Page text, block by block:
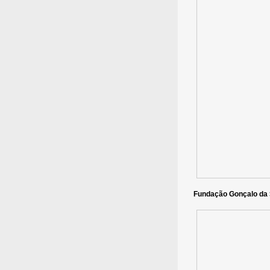
Fundação Gonçalo da